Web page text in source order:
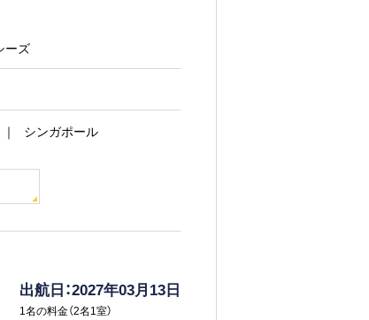
ーズ
シンガポール
出航日：2027年03月13日
1名の料金（2名1室）